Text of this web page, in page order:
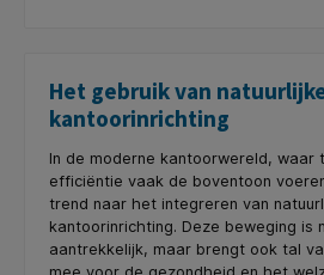
Het gebruik van
kantoorinrichting
In de moderne kantoorwereld, waar
efficiëntie vaak de boventoon
trend naar het integreren van
kantoorinrichting. Deze beweging is
aantrekkelijk, maar brengt ook tal